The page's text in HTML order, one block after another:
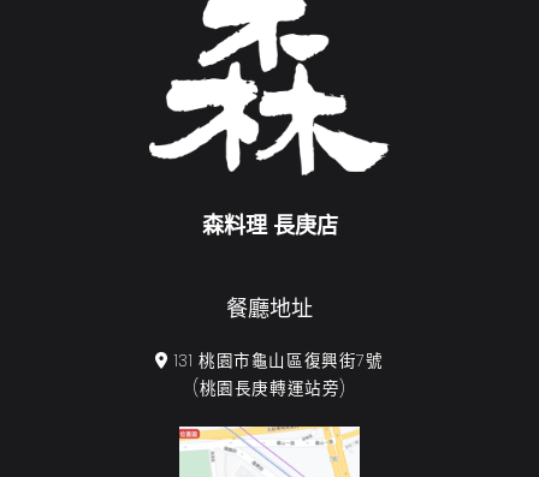
森料理 長庚店
餐廳地址
131 桃園市龜山區復興街7號
(桃園長庚轉運站旁)